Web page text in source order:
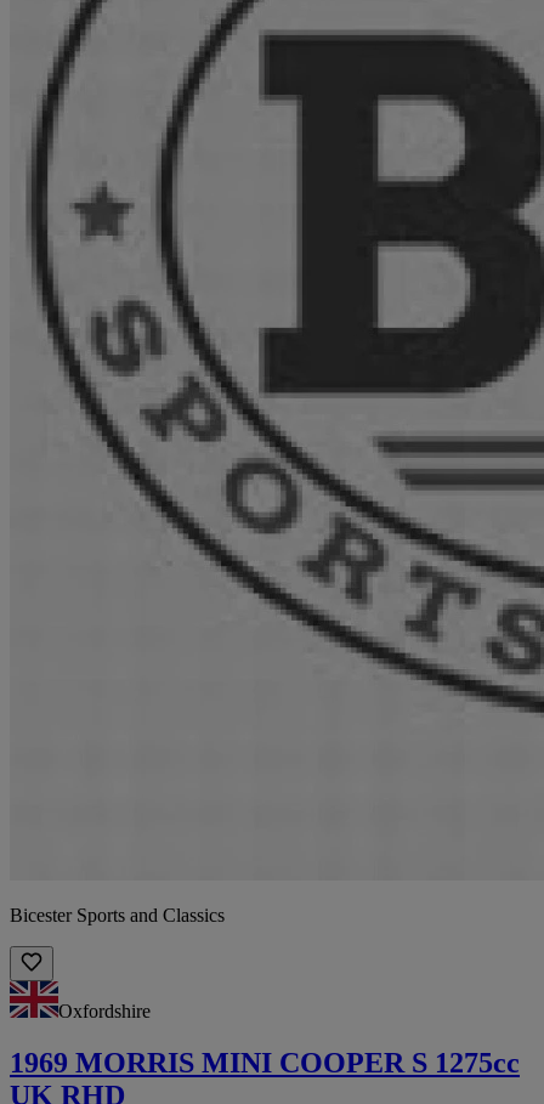
Bicester Sports and Classics
Oxfordshire
1969 MORRIS MINI COOPER S 1275cc
UK RHD